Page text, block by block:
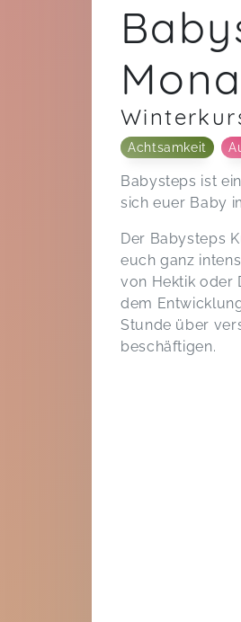
Achtsamkeit
Babysteps ist
sich euer Baby
Der Babysteps
euch ganz
von Hektik oder
dem
Stunde über
beschäftigen.